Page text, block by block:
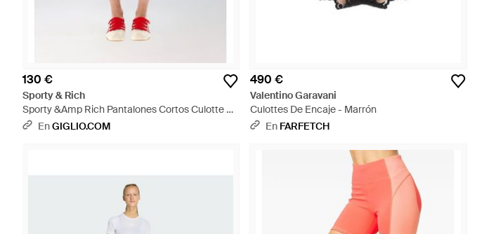
130 €
Sporty & Rich
Sporty &Amp Rich Pantalones Cortos Culotte De
Rayas En Algodón Con Corte Slim Y Logo
EnGIGLIO.COM
490 €
Valentino Garavani
Culottes De Encaje - Marrón
En FARFETCH